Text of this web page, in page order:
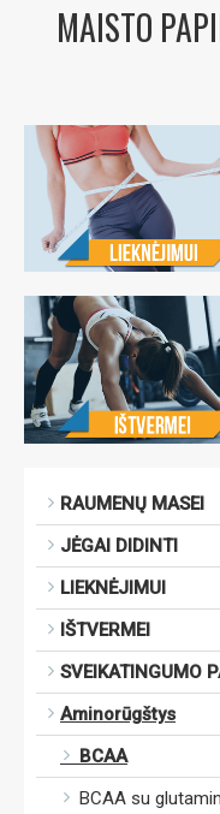
MAISTO
RAUMENŲ MASEI
JĖGAI DIDINTI
LIEKNĖJIMUI
IŠTVERMEI
SVEIKATINGUMO
Aminorūgštys
BCAA
BCAA su